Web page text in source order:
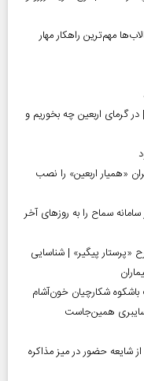
مهم‌ترین راهکار مهار
توصیه‌های تغذیه‌ای برای زائران اربعین ۱۴۰۵ | در گرمای اربعین چه بخوریم و
«همیار اربعین» را نصب
| ثبت‌نام در سامانه سماح را به روز‌های آخر
«پرستار پیگیر» | شناسایی
سایبری همین‌جاست
شایعه حضور در میز مذاکره